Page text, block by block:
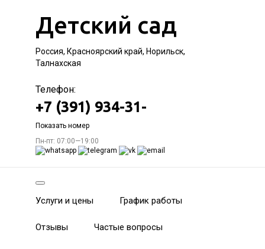
Детский сад
Россия, Красноярский край, Норильск,
Талнахская
Телефон:
+7 (391) 934-31-
Показать номер
Пн-пт: 07:00—19:00
Услуги и цены График работы
Отзывы Частые вопросы